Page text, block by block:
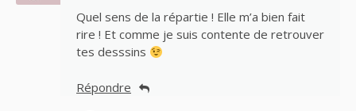
Quel sens de la répartie ! Elle m’a bien fait
rire ! Et comme je suis contente de retrouver
tes desssins
Répondre